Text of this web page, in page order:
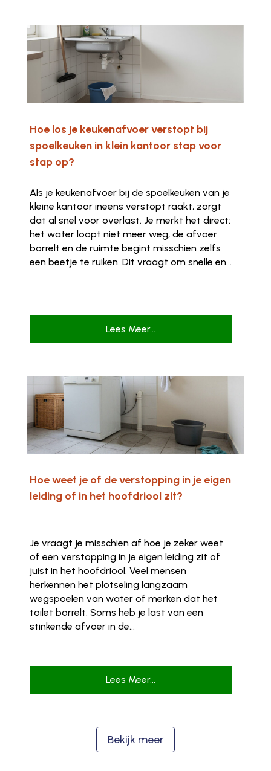
Hoe los je keukenafvoer verstopt bij
spoelkeuken in klein kantoor stap voor
stap op?
Als je keukenafvoer bij de spoelkeuken van je
kleine kantoor ineens verstopt raakt, zorgt
dat al snel voor overlast. Je merkt het direct:
het water loopt niet meer weg, de afvoer
borrelt en de ruimte begint misschien zelfs
een beetje te ruiken. Dit vraagt om snelle en...
Lees Meer...
Hoe weet je of de verstopping in je eigen
leiding of in het hoofdriool zit?
Je vraagt je misschien af hoe je zeker weet
of een verstopping in je eigen leiding zit of
juist in het hoofdriool. Veel mensen
herkennen het plotseling langzaam
wegspoelen van water of merken dat het
toilet borrelt. Soms heb je last van een
stinkende afvoer in de...
Lees Meer...
Bekijk meer